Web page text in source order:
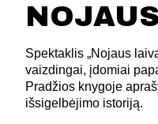
Spektaklis „Nojaus
vaizdingai, įdomiai
Pradžios knygoje
išsigelbėjimo istoriją.